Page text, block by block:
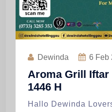
Dewinda 6 Feb
Aroma Grill Iftar
1446 H
Hallo Dewinda